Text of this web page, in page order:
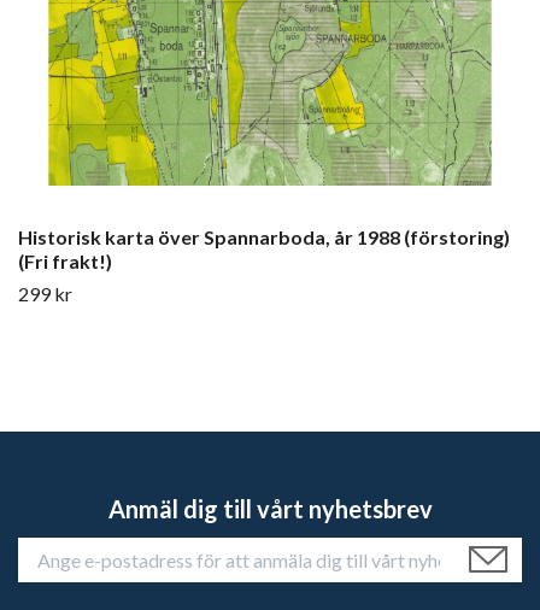
Historisk karta över Spannarboda, år 1988 (förstoring)
(Fri frakt!)
299 kr
Anmäl dig till vårt nyhetsbrev